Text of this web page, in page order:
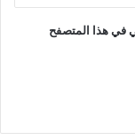
في هذا المتصفح